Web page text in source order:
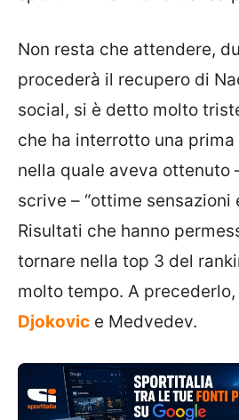
Non resta che attendere,
procederà il recupero di
social, si è detto molto
che ha interrotto una
nella quale aveva ottenuto
scrive – “ottime sensazioni
Risultati che hanno
tornare nella top 3 del
molto tempo. A precederlo,
Djokovic e Medvedev.